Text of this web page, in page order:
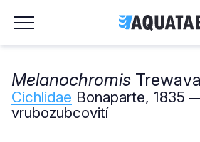
Melanochromis
Cichlidae Bonaparte, 1835
vrubozubcovití